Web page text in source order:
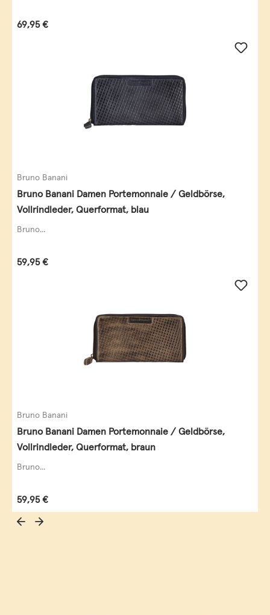
Regulärer Preis:
69,95 €
Bruno Banani
Bruno Banani Damen Portemonnaie / Geldbörse,
Vollrindleder, Querformat, blau
Bruno...
Regulärer Preis:
59,95 €
Bruno Banani
Bruno Banani Damen Portemonnaie / Geldbörse,
Vollrindleder, Querformat, braun
Bruno...
Regulärer Preis:
59,95 €